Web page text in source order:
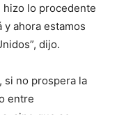
hizo lo procedente
y ahora estamos
dijo.
si no prospera la
entre